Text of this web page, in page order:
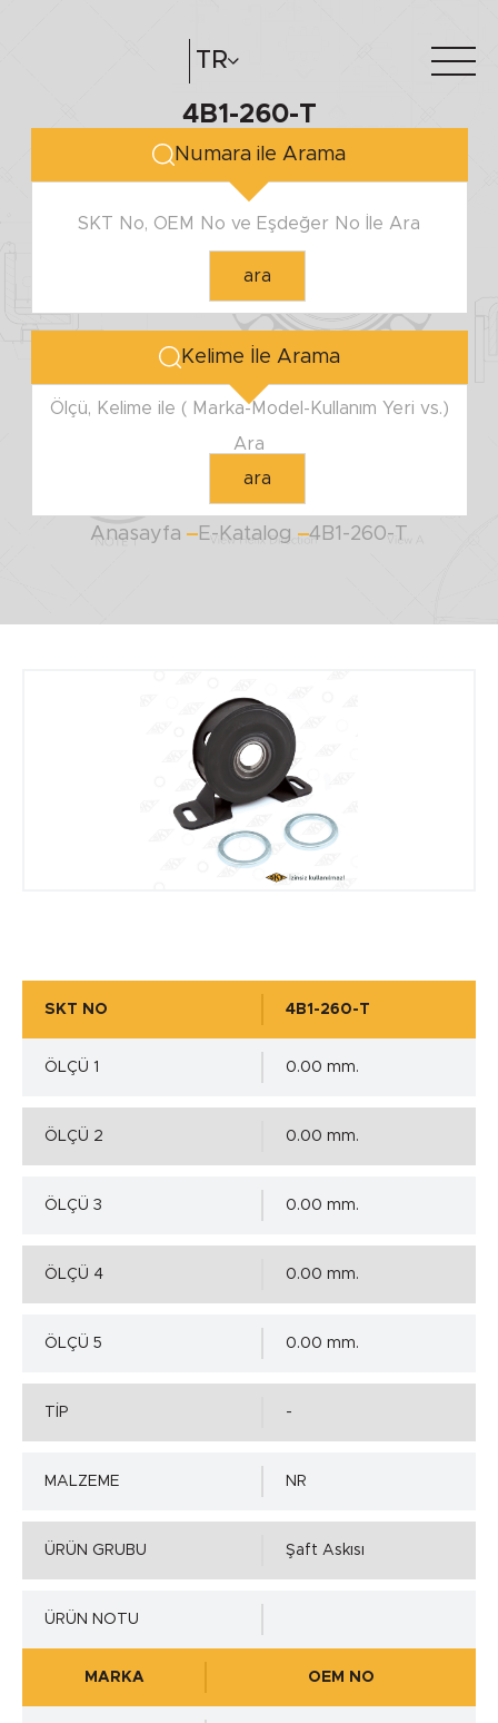
TR
Hakkımızda e-katalog
4B1-260-T
Numara ile Arama
SKT No, OEM No ve Eşdeğer No İle Ara
ara
Kelime İle Arama
Ölçü, Kelime ile ( Marka-Model-Kullanım Yeri vs.)
Ara
ara
Anasayfa E-Katalog 4B1-260-T
SKT NO 4B1-260-T
ÖLÇÜ 1 0.00 mm.
ÖLÇÜ 2 0.00 mm.
ÖLÇÜ 3 0.00 mm.
ÖLÇÜ 4 0.00 mm.
ÖLÇÜ 5 0.00 mm.
TİP -
MALZEME NR
ÜRÜN GRUBU Şaft Askısı
ÜRÜN NOTU
MARKA OEM NO